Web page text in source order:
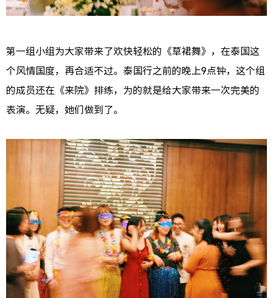
第一组小组为大家带来了欢快轻松的《草裙舞》，在泰国这
个风情国度，再合适不过。泰国行之前的晚上9点钟，这个组
的成员还在《来院》排练，为的就是给大家带来一次完美的
表演。无疑，她们做到了。